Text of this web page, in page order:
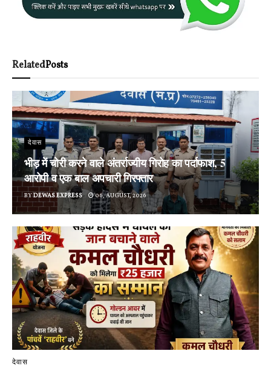
RelatedPosts
देवास
भीड़ में चोरी करने वाले अंतर्राज्यीय गिरोह का पर्दाफाश, 5
आरोपी व एक बाल अपचारी गिरफ्तार
BYDEWAS EXPRESS 06, AUGUST, 2026
देवास